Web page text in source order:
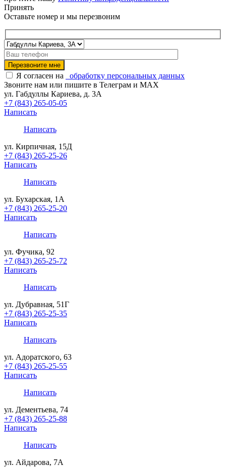
Принять
Оставьте номер и мы перезвоним
Я согласен на
обработку персональных данных
Звоните нам или пишите в Телеграм и MAX
ул. Габдуллы Кариева, д. 3А
+7 (843) 265-05-05
Написать
Написать
ул. Кирпичная, 15Д
+7 (843) 265-25-26
Написать
Написать
ул. Бухарская, 1А
+7 (843) 265-25-20
Написать
Написать
ул. Фучика, 92
+7 (843) 265-25-72
Написать
Написать
ул. Дубравная, 51Г
+7 (843) 265-25-35
Написать
Написать
ул. Адоратского, 63
+7 (843) 265-25-55
Написать
Написать
ул. Дементьева, 74
+7 (843) 265-25-88
Написать
Написать
ул. Айдарова, 7А